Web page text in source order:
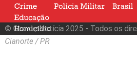
Crime
Polícia Militar
Brasil
Educação
Homicídio
Nacional
© Giro de Notícia 2025 - Todos os
Cianorte / PR